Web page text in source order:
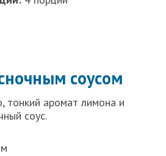
соусом
тонкий аромат лимона и
соус.